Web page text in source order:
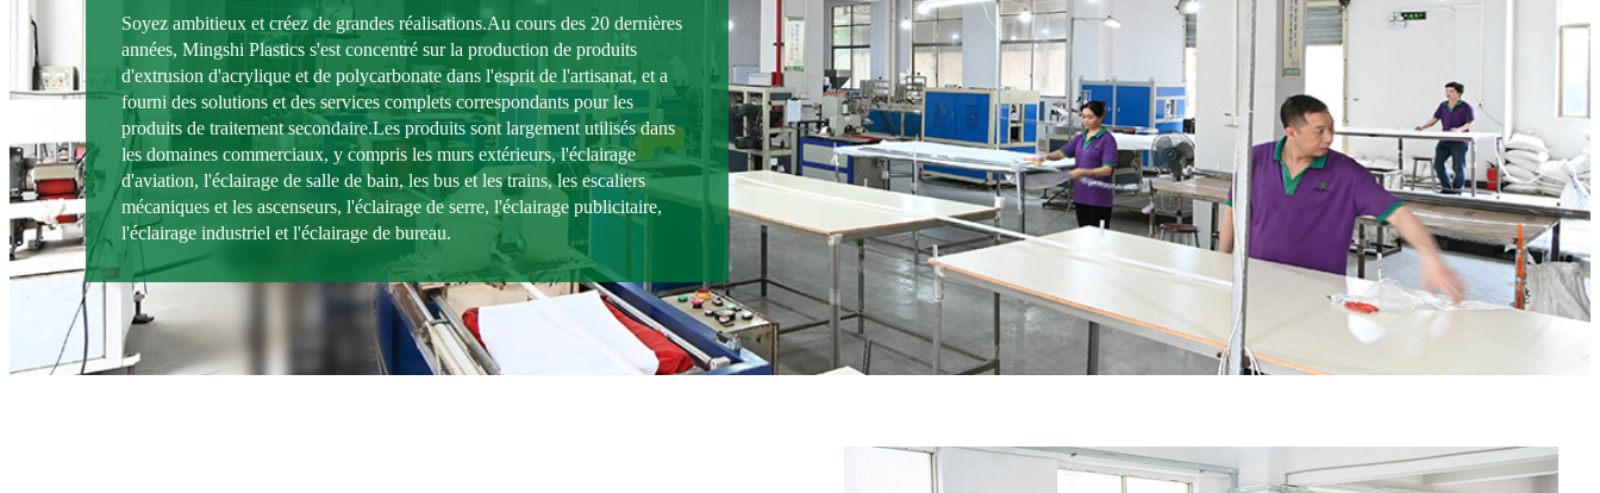
Soyez ambitieux et créez de grandes réalisations.Au cours des 20 dernières
années, Mingshi Plastics s'est concentré sur la production de produits
d'extrusion d'acrylique et de polycarbonate dans l'esprit de l'artisanat, et a
fourni des solutions et des services complets correspondants pour les
produits de traitement secondaire.Les produits sont largement utilisés dans
les domaines commerciaux, y compris les murs extérieurs, l'éclairage
d'aviation, l'éclairage de salle de bain, les bus et les trains, les escaliers
mécaniques et les ascenseurs, l'éclairage de serre, l'éclairage publicitaire,
l'éclairage industriel et l'éclairage de bureau.